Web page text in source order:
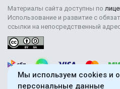
Мы используем cookies и
персональные данные
Материалы сайта доступны по
Использование и развитие с
ссылки на непосредственный